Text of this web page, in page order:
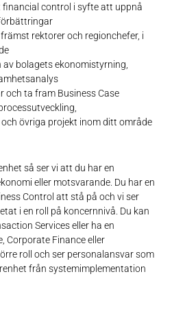
financial control i syfte att uppnå
rektorer och regionchefer, i
av bolagets ekonomistyrning,
och ta fram Business Case
övriga projekt inom ditt område
så ser vi att du har en
eller motsvarande. Du har en
Control att stå på och vi ser
i en roll på koncernnivå. Du kan
Services eller ha en
Corporate Finance eller
roll och ser personalansvar som
från systemimplementation